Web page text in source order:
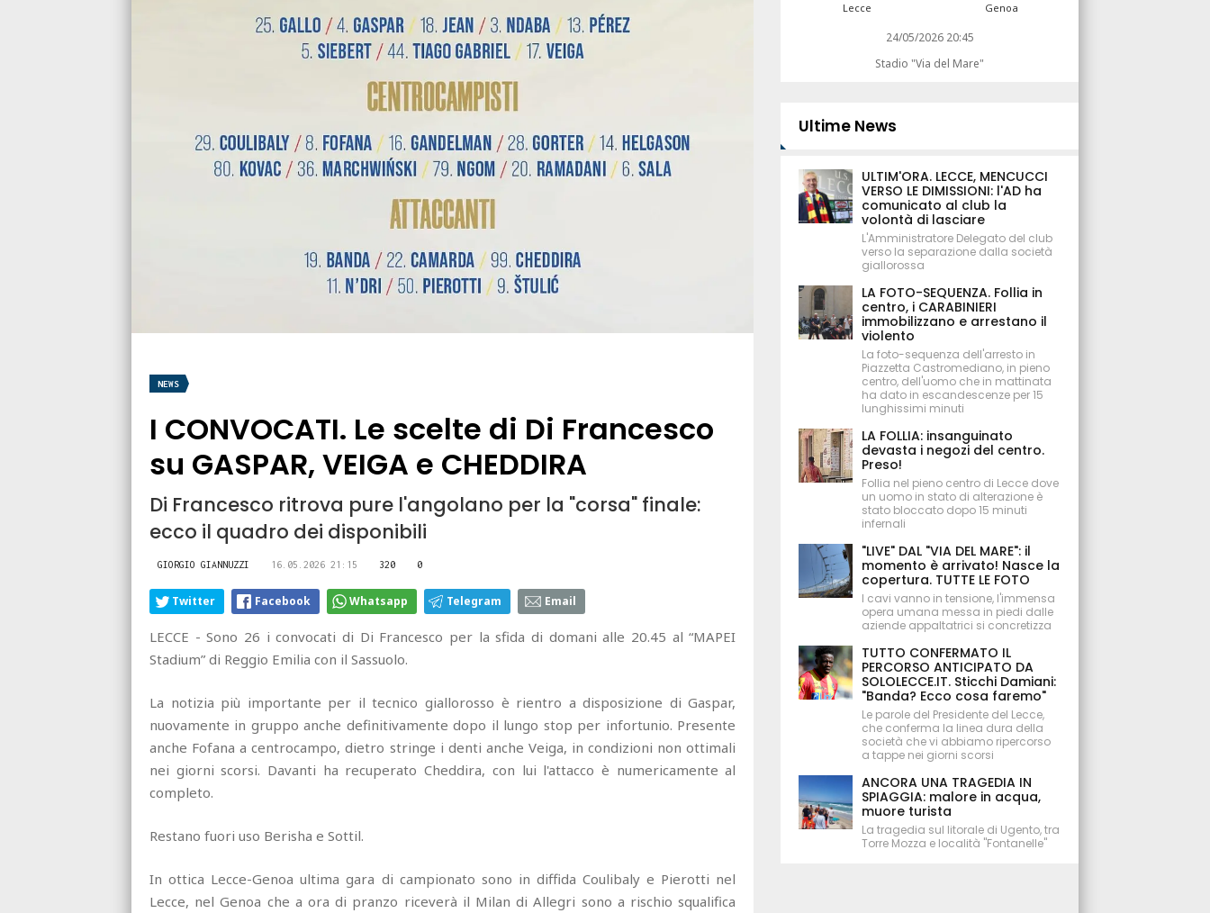
NEWS
I CONVOCATI. Le scelte di Di Francesco
su GASPAR, VEIGA e CHEDDIRA
Di Francesco ritrova pure l'angolano per la "corsa" finale:
ecco il quadro dei disponibili
GIORGIO GIANNUZZI 16.05.2026 21:15 320 0
Twitter Facebook Whatsapp Telegram Email
LECCE - Sono 26 i convocati di Di Francesco per la sfida di domani alle 20.45 al “MAPEI
Stadium” di Reggio Emilia con il Sassuolo.
La notizia più importante per il tecnico giallorosso è rientro a disposizione di Gaspar,
nuovamente in gruppo anche definitivamente dopo il lungo stop per infortunio. Presente
anche Fofana a centrocampo, dietro stringe i denti anche Veiga, in condizioni non ottimali
nei giorni scorsi. Davanti ha recuperato Cheddira, con lui l'attacco è numericamente al
completo.
Restano fuori uso Berisha e Sottil.
In ottica Lecce-Genoa ultima gara di campionato sono in diffida Coulibaly e Pierotti nel
Lecce, nel Genoa che a ora di pranzo riceverà il Milan di Allegri sono a rischio squalifica
Lecce Genoa
24/05/2026 20:45
Stadio "Via del Mare"
Ultime News
ULTIM'ORA. LECCE, MENCUCCI
VERSO LE DIMISSIONI: l'AD ha
comunicato al club la
volontà di lasciare
L'Amministratore Delegato del club
verso la separazione dalla società
giallorossa
LA FOTO-SEQUENZA. Follia in
centro, i CARABINIERI
immobilizzano e arrestano il
violento
La foto-sequenza dell'arresto in
Piazzetta Castromediano, in pieno
centro, dell'uomo che in mattinata
ha dato in escandescenze per 15
lunghissimi minuti
LA FOLLIA: insanguinato
devasta i negozi del centro.
Preso!
Follia nel pieno centro di Lecce dove
un uomo in stato di alterazione è
stato bloccato dopo 15 minuti
infernali
"LIVE" DAL "VIA DEL MARE": il
momento è arrivato! Nasce la
copertura. TUTTE LE FOTO
I cavi vanno in tensione, l'immensa
opera umana messa in piedi dalle
aziende appaltatrici si concretizza
TUTTO CONFERMATO IL
PERCORSO ANTICIPATO DA
SOLOLECCE.IT. Sticchi Damiani:
"Banda? Ecco cosa faremo"
Le parole del Presidente del Lecce,
che conferma la linea dura della
società che vi abbiamo ripercorso
a tappe nei giorni scorsi
ANCORA UNA TRAGEDIA IN
SPIAGGIA: malore in acqua,
muore turista
La tragedia sul litorale di Ugento, tra
Torre Mozza e località "Fontanelle"